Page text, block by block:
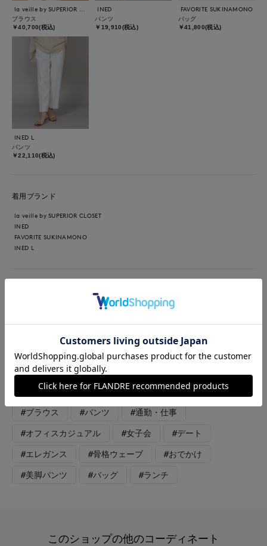
ブラウス
￥40,700(税込)
INED
パンツ
￥19,910(税込)
FAVORITE SUKINAMONO
バッグ
￥41,800(税込)
INED L
パンツ
￥22,110(税込)
着用ブランド
la veille by SUPERIOR CLOSET
INED
FAVORITE SUKINAMONO
INED L
【着用サイズ・カラー】ブラウス : 9号 チャコールグレー パン
ツ : 7号 オフホワイト 初夏のオフィススタイルです。少し気温
が今の気分にぴったりのブラウスです。肩のタックも甘くなりす
ぎないさりげないデザインです。女性らしさときちんと感があ
り、美脚パンツとのバランスがすっきりです。襟元のリボンは結
んでも垂らしたままでも良いです
#ブラウス #パンツ #通勤・仕事
#オフィスカジュアル #女子会 #デート
#エレガンス #骨格ウェーブ #おでかけ
#美脚パンツ #バッグ #ランチ
このショップの他のコーディネート